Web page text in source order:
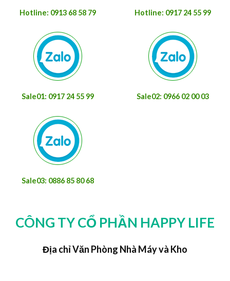
Hotline: 0913 68 58 79 Hotline: 0917 24 55 99
Sale01: 0917 24 55 99 Sale02: 0966 02 00 03
Sale03: 0886 85 80 68
CÔNG TY CỔ PHẦN HAPPY LIFE
Địa chỉ Văn Phòng Nhà Máy và Kho